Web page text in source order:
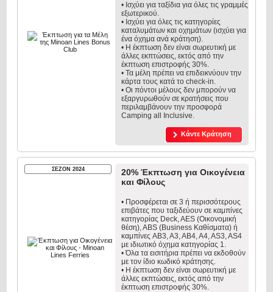
• Ισχύει για ταξίδια για όλες τις γραμμές
εξωτερικού.
• Ισχύει για όλες τις κατηγορίες
καταλυμάτων και οχημάτων (ισχύει για
ένα όχημα ανά κράτηση).
• Η έκπτωση δεν είναι σωρευτική με
άλλες εκπτώσεις, εκτός από την
έκπτωση επιστροφής 30%.
• Τα μέλη πρέπει να επιδεικνύουν την
κάρτα τους κατά το check-in.
• Οι πόντοι μέλους δεν μπορούν να
εξαργυρωθούν σε κρατήσεις που
περιλαμβάνουν την προσφορά
Camping all Inclusive.
Κάντε Κράτηση
ΣΕΖΟΝ 2024
20% Έκπτωση για Οικογένεια
και Φίλους
• Προσφέρεται σε 3 ή περισσότερους
επιβάτες που ταξιδεύουν σε καμπίνες
κατηγορίας Deck, AES (Οικονομική
θέση), ABS (Business Καθίσματα) ή
καμπίνες AB3, A3, AB4, A4, AS3, AS4
με ιδιωτικό όχημα κατηγορίας 1.
• Όλα τα εισιτήρια πρέπει να εκδοθούν
με τον ίδιο κωδικό κράτησης.
• Η έκπτωση δεν είναι σωρευτική με
άλλες εκπτώσεις, εκτός από την
έκπτωση επιστροφής 30%.